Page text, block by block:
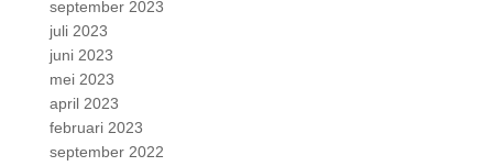
september 2023
juli 2023
juni 2023
mei 2023
april 2023
februari 2023
september 2022